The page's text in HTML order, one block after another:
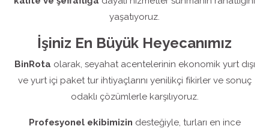
yaşatıyoruz.
İşiniz En Büyük Heyecanımız
BinRota olarak, seyahat acentelerinin ekonomik yurt dışı
ve yurt içi paket tur ihtiyaçlarını yenilikçi fikirler ve sonuç
odaklı çözümlerle karşılıyoruz.
Profesyonel ekibimizin desteğiyle, turları en ince